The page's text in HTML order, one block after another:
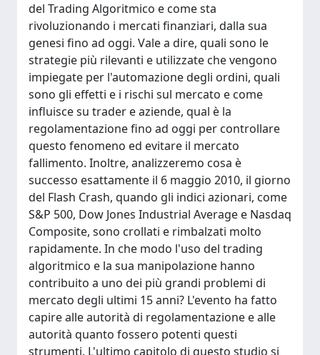
del Trading Algoritmico e come sta
rivoluzionando i mercati finanziari, dalla sua
genesi fino ad oggi. Vale a dire, quali sono le
strategie più rilevanti e utilizzate che vengono
impiegate per l'automazione degli ordini, quali
sono gli effetti e i rischi sul mercato e come
influisce su trader e aziende, qual è la
regolamentazione fino ad oggi per controllare
questo fenomeno ed evitare il mercato
fallimento. Inoltre, analizzeremo cosa è
successo esattamente il 6 maggio 2010, il giorno
del Flash Crash, quando gli indici azionari, come
S&P 500, Dow Jones Industrial Average e Nasdaq
Composite, sono crollati e rimbalzati molto
rapidamente. In che modo l'uso del trading
algoritmico e la sua manipolazione hanno
contribuito a uno dei più grandi problemi di
mercato degli ultimi 15 anni? L'evento ha fatto
capire alle autorità di regolamentazione e alle
autorità quanto fossero potenti questi
strumenti. L'ultimo capitolo di questo studio si